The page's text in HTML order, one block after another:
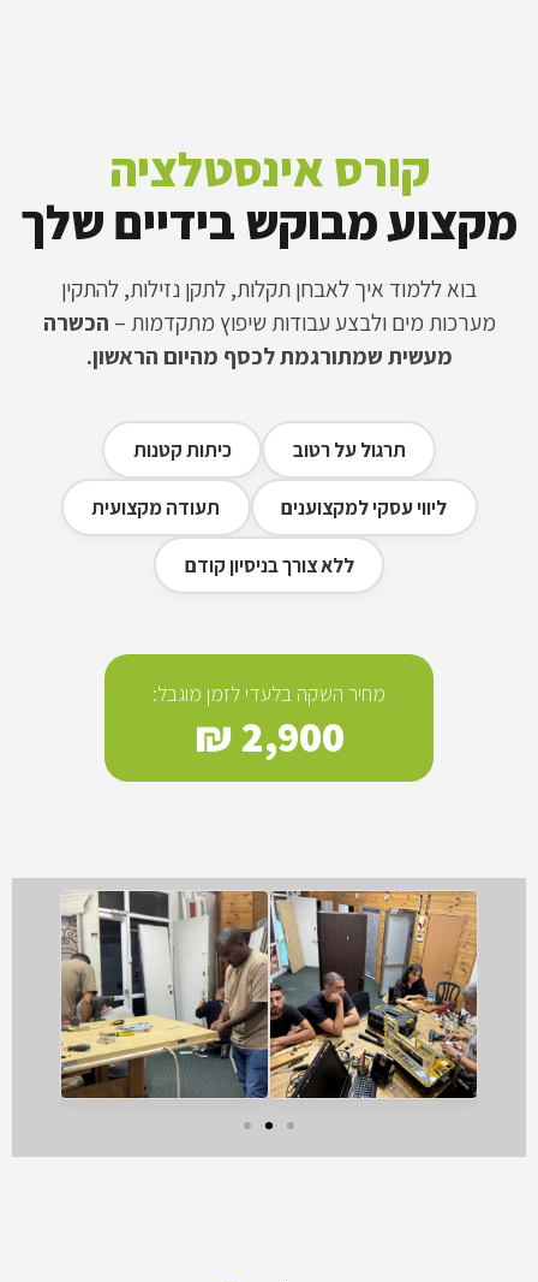
קורס אינסטלציה
מקצוע מבוקש בידיים שלך
בוא ללמוד איך לאבחן תקלות, לתקן נזילות, להתקין
מערכות מים ולבצע עבודות שיפוץ מתקדמות – הכשרה
מעשית שמתורגמת לכסף מהיום הראשון.
תרגול על רטוב כיתות קטנות
ליווי עסקי למקצוענים תעודה מקצועית
ללא צורך בניסיון קודם
מחיר השקה בלעדי לזמן מוגבל:
2,900 ₪